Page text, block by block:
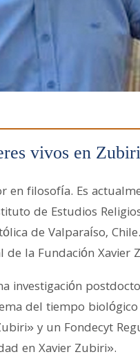
vivos en Zubiri
en filosofía. Es
de Estudios
de Valparaíso,
de la Fundación Xavier
investigación
del tiempo
y un Fondecyt
en Xavier Zubiri».